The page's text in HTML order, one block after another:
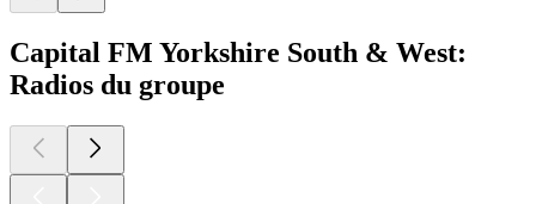
Capital FM Yorkshire South & West:
Radios du groupe